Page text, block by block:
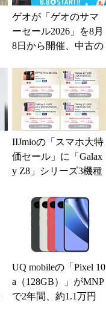
ゲオが「ゲオのサマ
ーセール2026」を8月
8日から開催、中古の
得に
IIJmioの「スマホ大特
価セール」に「Galax
y Z8」シリーズ3機種
UQ mobileの「Pixel 10
a（128GB）」がMNP
で2年間、約1.1万円